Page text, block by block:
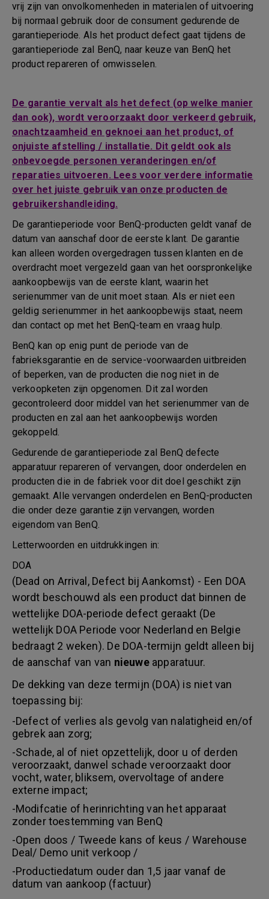
vrij zijn van onvolkomenheden in materialen of uitvoering
bij normaal gebruik door de consument gedurende de
garantieperiode. Als het product defect gaat tijdens de
garantieperiode zal BenQ, naar keuze van BenQ het
product repareren of omwisselen.
De garantie vervalt als het defect (op welke manier
dan ook), wordt veroorzaakt door verkeerd gebruik,
onachtzaamheid en geknoei aan het product, of
onjuiste afstelling / installatie. Dit geldt ook als
onbevoegde personen veranderingen en/of
reparaties uitvoeren. Lees voor verdere informatie
over het juiste gebruik van onze producten de
gebruikershandleiding.
De garantieperiode voor BenQ-producten geldt vanaf de
datum van aanschaf door de eerste klant. De garantie
kan alleen worden overgedragen tussen klanten en de
overdracht moet vergezeld gaan van het oorspronkelijke
aankoopbewijs van de eerste klant, waarin het
serienummer van de unit moet staan. Als er niet een
geldig serienummer in het aankoopbewijs staat, neem
dan contact op met het BenQ-team en vraag hulp.
BenQ kan op enig punt de periode van de
fabrieksgarantie en de service-voorwaarden uitbreiden
of beperken, van de producten die nog niet in de
verkoopketen zijn opgenomen. Dit zal worden
gecontroleerd door middel van het serienummer van de
producten en zal aan het aankoopbewijs worden
gekoppeld.
Gedurende de garantieperiode zal BenQ defecte
apparatuur repareren of vervangen, door onderdelen en
producten die in de fabriek voor dit doel geschikt zijn
gemaakt. Alle vervangen onderdelen en BenQ-producten
die onder deze garantie zijn vervangen, worden
eigendom van BenQ.
Letterwoorden en uitdrukkingen in:
DOA
(Dead on Arrival, Defect bij Aankomst) - Een DOA
wordt beschouwd als een product dat binnen de
wettelijke DOA-periode defect geraakt (De
wettelijk DOA Periode voor Nederland en Belgie
bedraagt 2 weken). De DOA-termijn geldt alleen bij
de aanschaf van van nieuweapparatuur.
De dekking van deze termijn (DOA) is niet van
toepassing bij:
-Defect of verlies als gevolg van nalatigheid en/of
gebrek aan zorg;
-Schade, al of niet opzettelijk, door u of derden
veroorzaakt, danwel schade veroorzaakt door
vocht, water, bliksem, overvoltage of andere
externe impact;
-Modifcatie of herinrichting van het apparaat
zonder toestemming van BenQ
-Open doos / Tweede kans of keus / Warehouse
Deal/ Demo unit verkoop /
-Productiedatum ouder dan 1,5 jaar vanaf de
datum van aankoop (factuur)